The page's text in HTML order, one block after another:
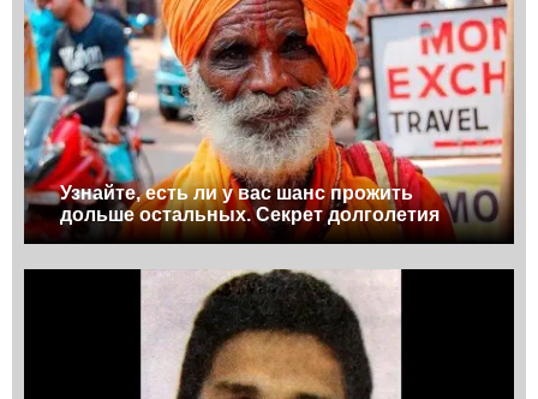
Узнайте, есть ли у вас шанс прожить
дольше остальных. Секрет долголетия